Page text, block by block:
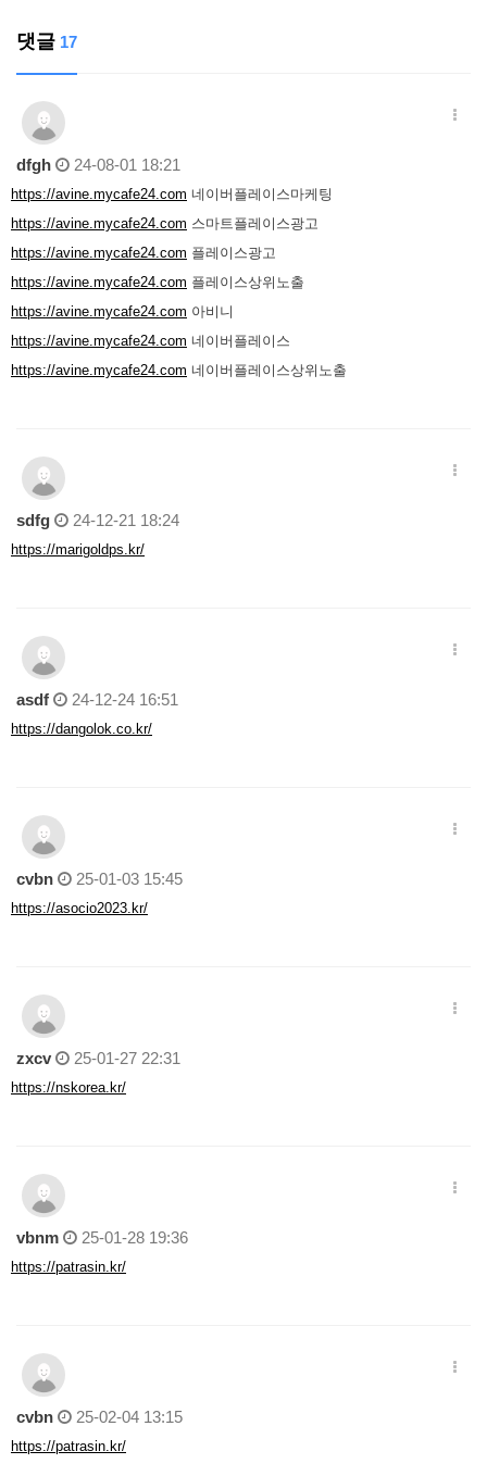
댓글 17
dfgh 24-08-01 18:21
https://avine.mycafe24.com 네이버플레이스마케팅
https://avine.mycafe24.com 스마트플레이스광고
https://avine.mycafe24.com 플레이스광고
https://avine.mycafe24.com 플레이스상위노출
https://avine.mycafe24.com 아비니
https://avine.mycafe24.com 네이버플레이스
https://avine.mycafe24.com 네이버플레이스상위노출
sdfg 24-12-21 18:24
https://marigoldps.kr/
asdf 24-12-24 16:51
https://dangolok.co.kr/
cvbn 25-01-03 15:45
https://asocio2023.kr/
zxcv 25-01-27 22:31
https://nskorea.kr/
vbnm 25-01-28 19:36
https://patrasin.kr/
cvbn 25-02-04 13:15
https://patrasin.kr/